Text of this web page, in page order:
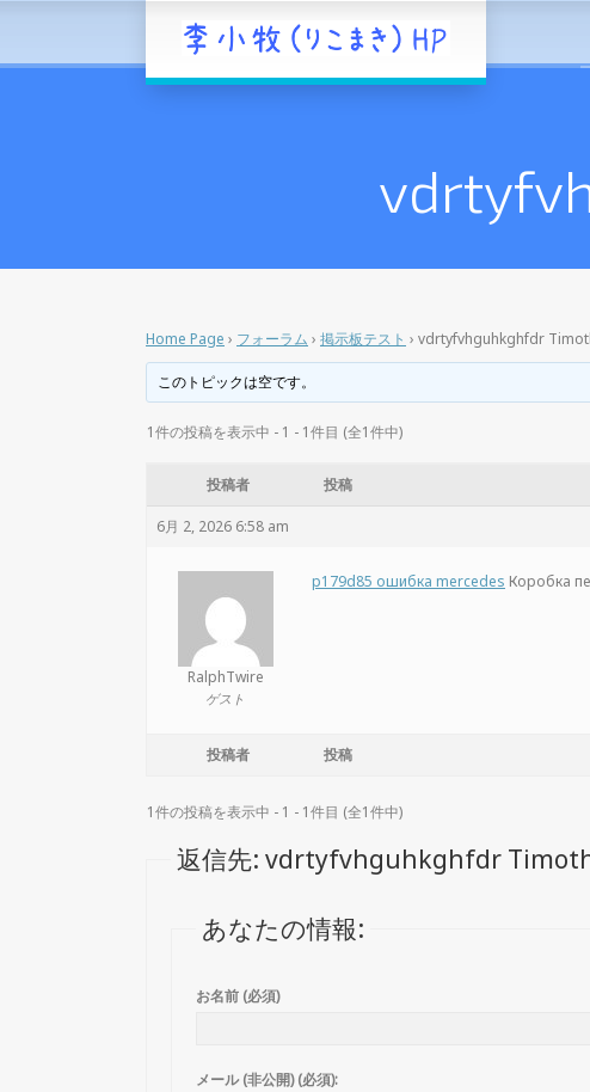
Home Page › フォーラム › 掲示板テスト › vdrtyfvhguhkghfdr
このトピックは空です。
1件の投稿を表示中 - 1 - 1件目 (全1件中)
投稿者 投稿
6月 2, 2026 6:58 am
RalphTwire
ゲスト
p179d85 ошибка mercedes Коробка
投稿者 投稿
1件の投稿を表示中 - 1 - 1件目 (全1件中)
返信先: vdrtyfvhguhkghfdr
あなたの情報:
お名前 (必須)
メール (非公開) (必須):